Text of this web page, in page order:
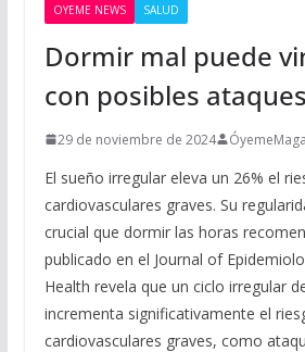
OYEME NEWS SALUD
Dormir mal puede
con posibles
29 de noviembre de 2024
El sueño irregular eleva un 26% el
cardiovasculares graves. Su
crucial que dormir las horas
publicado en el Journal of
Health revela que un ciclo irregular
incrementa significativamente el
cardiovasculares graves, como